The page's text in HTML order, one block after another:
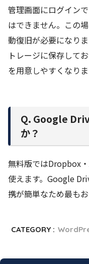
管理画面にログイン
はできません。この
動復旧が必要になり
トレージに保存して
を用意しやすくなりま
Q. Google
か？
無料版ではDropbox
使えます。Google
携が簡単なため最も
CATEGORY :